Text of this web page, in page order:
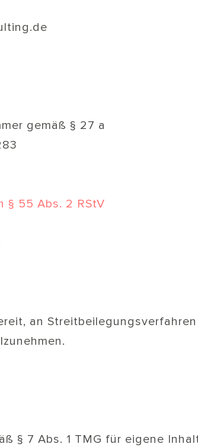
gemäß § 27 a
§ 55 Abs. 2 RStV
an
§ 7 Abs. 1 TMG für eigene